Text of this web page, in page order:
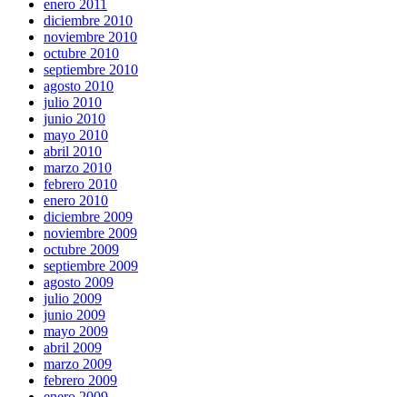
enero 2011
diciembre 2010
noviembre 2010
octubre 2010
septiembre 2010
agosto 2010
julio 2010
junio 2010
mayo 2010
abril 2010
marzo 2010
febrero 2010
enero 2010
diciembre 2009
noviembre 2009
octubre 2009
septiembre 2009
agosto 2009
julio 2009
junio 2009
mayo 2009
abril 2009
marzo 2009
febrero 2009